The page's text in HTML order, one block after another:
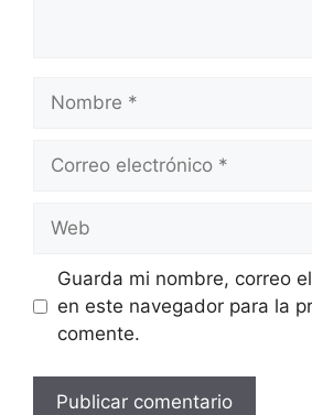
Nombre
Correo
Web
Guarda mi nombre, correo
en este navegador para la
comente.